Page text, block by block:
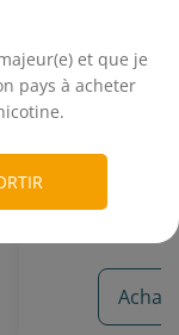
et que je
pays à acheter
Citron Orange
-
Achat